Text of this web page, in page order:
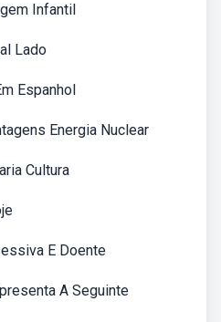
Infantil
Lado
Espanhol
Energia Nuclear
Cultura
E Doente
A Seguinte